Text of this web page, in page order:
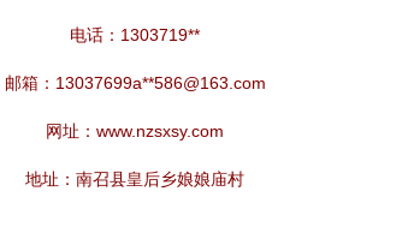
电话：1303719**
邮箱：13037699a**586@163.com
网址： www.nzsxsy.com
地址：南召县皇后乡娘娘庙村